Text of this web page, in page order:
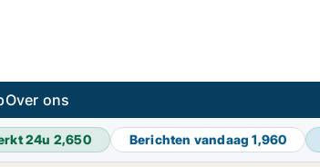
Over ons
24u 2,650 Berichten vandaag1,960